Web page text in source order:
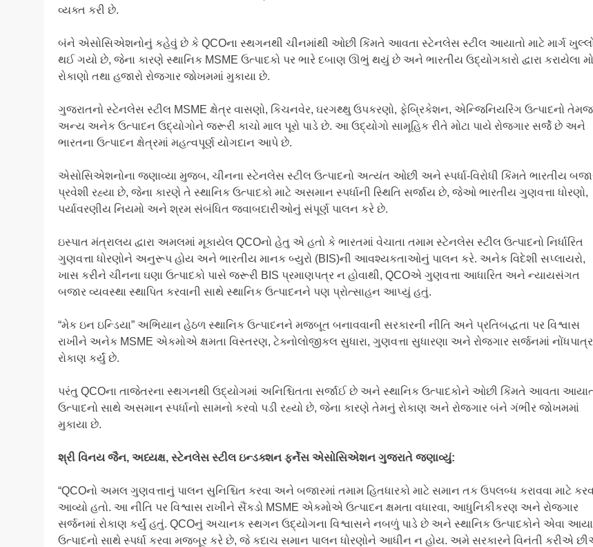
વ્યક્ત કરી છે.
બંને એસોસિએશનોનું કહેવું છે કે QCOના સ્થગનથી ચીનમાંથી ઓછી કિંમતે આવતા સ્ટેનલેસ સ્ટીલ આયાતો માટે માર્ગ
થઈ ગયો છે, જેના કારણે સ્થાનિક MSME ઉત્પાદકો પર ભારે દબાણ ઊભું થયું છે અને ભારતીય ઉદ્યોગકારો દ્વારા કરાયેલા
રોકાણો તથા હજારો રોજગાર જોખમમાં મુકાયા છે.
ગુજરાતનો સ્ટેનલેસ સ્ટીલ MSME ક્ષેત્ર વાસણો, કિચનવેર, ઘરગથ્થુ ઉપકરણો, ફેબ્રિકેશન, એન્જિનિયરિંગ ઉત્પાદનો તેમજ
અન્ય અનેક ઉત્પાદન ઉદ્યોગોને જરૂરી કાચો માલ પૂરો પાડે છે. આ ઉદ્યોગો સામૂહિક રીતે મોટા પાયે રોજગાર સર્જે છે અને
ભારતના ઉત્પાદન ક્ષેત્રમાં મહત્વપૂર્ણ યોગદાન આપે છે.
એસોસિએશનોના જણાવ્યા મુજબ, ચીનના સ્ટેનલેસ સ્ટીલ ઉત્પાદનો અત્યંત ઓછી અને સ્પર્ધા-વિરોધી કિંમતે ભારતીય
પ્રવેશી રહ્યા છે, જેના કારણે તે સ્થાનિક ઉત્પાદકો માટે અસમાન સ્પર્ધાની સ્થિતિ સર્જાય છે, જેઓ ભારતીય ગુણવત્તા ધોરણો,
પર્યાવરણીય નિયમો અને શ્રમ સંબંધિત જવાબદારીઓનું સંપૂર્ણ પાલન કરે છે.
ઇસ્પાત મંત્રાલય દ્વારા અમલમાં મૂકાયેલ QCOનો હેતુ એ હતો કે ભારતમાં વેચાતા તમામ સ્ટેનલેસ સ્ટીલ ઉત્પાદનો નિર્ધારિત
ગુણવત્તા ધોરણોને અનુરૂપ હોય અને ભારતીય માનક બ્યુરો (BIS)ની આવશ્યકતાઓનું પાલન કરે. અનેક વિદેશી સપ્લાયરો,
ખાસ કરીને ચીનના ઘણા ઉત્પાદકો પાસે જરૂરી BIS પ્રમાણપત્ર ન હોવાથી, QCOએ ગુણવત્તા આધારિત અને ન્યાયસંગત
બજાર વ્યવસ્થા સ્થાપિત કરવાની સાથે સ્થાનિક ઉત્પાદનને પણ પ્રોત્સાહન આપ્યું હતું.
“મેક ઇન ઇન્ડિયા” અભિયાન હેઠળ સ્થાનિક ઉત્પાદનને મજબૂત બનાવવાની સરકારની નીતિ અને પ્રતિબદ્ધતા પર વિશ્વાસ
રાખીને અનેક MSME એકમોએ ક્ષમતા વિસ્તરણ, ટેક્નોલોજીકલ સુધારા, ગુણવત્તા સુધારણા અને રોજગાર સર્જનમાં નોંધપાત્ર
રોકાણ કર્યું છે.
પરંતુ QCOના તાજેતરના સ્થગનથી ઉદ્યોગમાં અનિશ્ચિતતા સર્જાઈ છે અને સ્થાનિક ઉત્પાદકોને ઓછી કિંમતે આવતા
ઉત્પાદનો સાથે અસમાન સ્પર્ધાનો સામનો કરવો પડી રહ્યો છે, જેના કારણે તેમનું રોકાણ અને રોજગાર બંને ગંભીર જોખમમાં
મુકાયા છે.
શ્રી વિનય જૈન, અધ્યક્ષ, સ્ટેનલેસ સ્ટીલ ઇન્ડક્શન ફર્નેસ એસોસિએશન ગુજરાતે જણાવ્યું:
“QCOનો અમલ ગુણવત્તાનું પાલન સુનિશ્ચિત કરવા અને બજારમાં તમામ હિતધારકો માટે સમાન તક ઉપલબ્ધ કરાવવા માટે
આવ્યો હતો. આ નીતિ પર વિશ્વાસ રાખીને સૈંકડો MSME એકમોએ ઉત્પાદન ક્ષમતા વધારવા, આધુનિકીકરણ અને રોજગાર
સર્જનમાં રોકાણ કર્યું હતું. QCOનું અચાનક સ્થગન ઉદ્યોગના વિશ્વાસને નબળું પાડે છે અને સ્થાનિક ઉત્પાદકોને એવા
ઉત્પાદનો સાથે સ્પર્ધા કરવા મજબૂર કરે છે, જે કદાચ સમાન પાલન ધોરણોને આધીન ન હોય. અમે સરકારને વિનંતી કરીએ